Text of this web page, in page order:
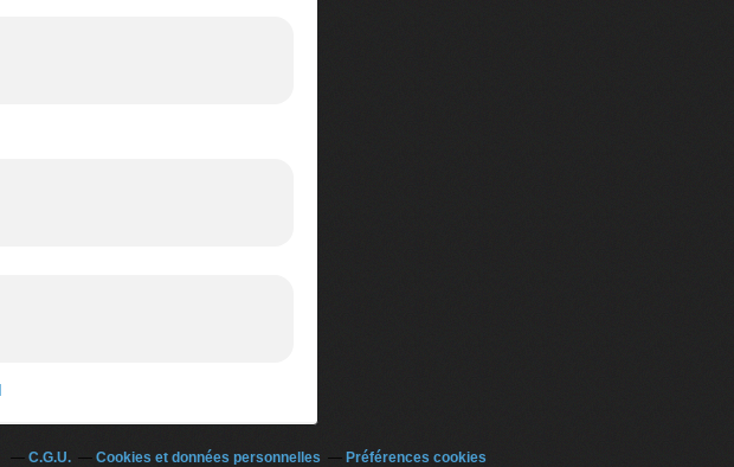
C.G.U. Cookies et données personnelles Préférences cookies